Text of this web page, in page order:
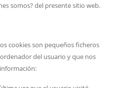
somos? del presente sitio web.
cookies son pequeños ficheros
del usuario y que nos